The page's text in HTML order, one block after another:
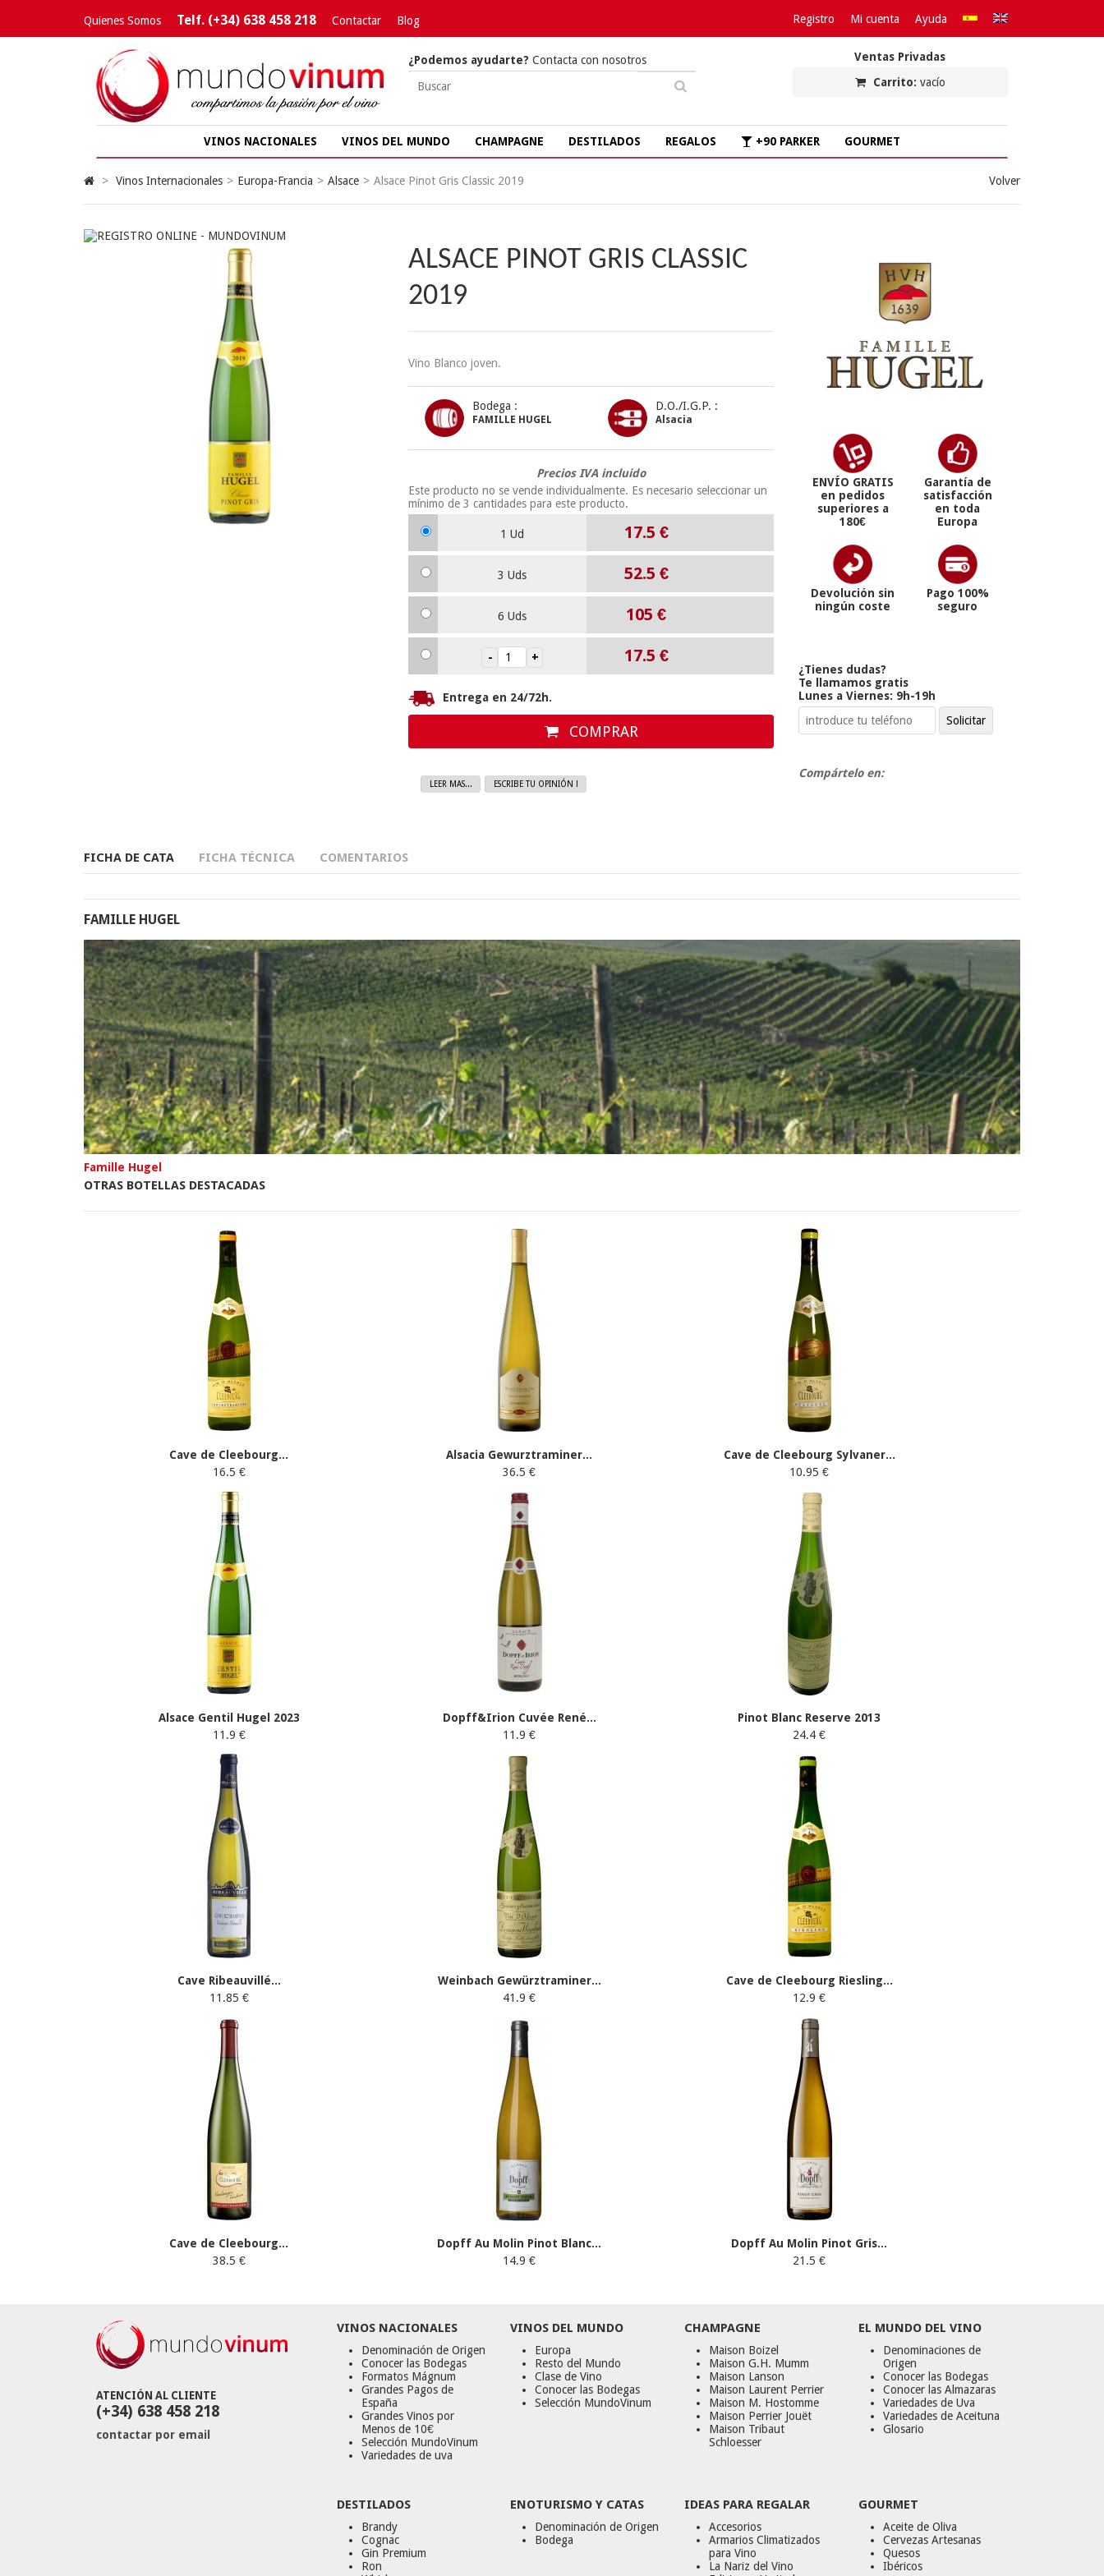
Quienes Somos Telf. (+34) 638 458 218 Contactar Blog Registro Mi cuenta Ayuda
Ventas Privadas
Carrito: vacío
¿Podemos ayudarte? Contacta con nosotros
VINOS NACIONALES VINOS DEL MUNDO CHAMPAGNE DESTILADOS REGALOS +90 PARKER GOURMET
> Vinos Internacionales > Europa-Francia > Alsace > Alsace Pinot Gris Classic 2019 Volver
ALSACE PINOT GRIS CLASSIC
2019
Vino Blanco joven.
Bodega :
FAMILLE HUGEL
D.O./I.G.P. :
Alsacia
Precios IVA incluido
Este producto no se vende individualmente. Es necesario seleccionar un
mínimo de 3 cantidades para este producto.
1 Ud 17.5 €
3 Uds 52.5 €
6 Uds 105€
17.5 €
Entrega en 24/72h.
COMPRAR
LEER MAS... ESCRIBE TU OPINIÓN !
ENVÍO GRATIS
en pedidos
superiores a
180€
Garantía de
satisfacción
en toda
Europa
Devolución sin
ningún coste
Pago 100%
seguro
¿Tienes dudas?
Te llamamos gratis
Lunes a Viernes: 9h-19h
Compártelo en:
FICHA DE CATA FICHA TÉCNICA COMENTARIOS
FAMILLE HUGEL
Famille Hugel
OTRAS BOTELLAS DESTACADAS
Cave de Cleebourg...
16.5 €
Alsacia Gewurztraminer...
36.5 €
Cave de Cleebourg Sylvaner...
10.95 €
Alsace Gentil Hugel 2023
11.9 €
Dopff&Irion Cuvée René...
11.9 €
Pinot Blanc Reserve 2013
24.4 €
Cave Ribeauvillé...
11.85 €
Weinbach Gewürztraminer...
41.9 €
Cave de Cleebourg Riesling...
12.9 €
Cave de Cleebourg...
38.5 €
Dopff Au Molin Pinot Blanc...
14.9 €
Dopff Au Molin Pinot Gris...
21.5 €
ATENCIÓN AL CLIENTE
(+34) 638 458 218
contactar por email
VINOS NACIONALES
Denominación de Origen
Conocer las Bodegas
Formatos Mágnum
Grandes Pagos de
España
Grandes Vinos por
Menos de 10€
Selección MundoVinum
Variedades de uva
VINOS DEL MUNDO
Europa
Resto del Mundo
Clase de Vino
Conocer las Bodegas
Selección MundoVinum
CHAMPAGNE
Maison Boizel
Maison G.H. Mumm
Maison Lanson
Maison Laurent Perrier
Maison M. Hostomme
Maison Perrier Jouët
Maison Tribaut
Schloesser
EL MUNDO DEL VINO
Denominaciones de
Origen
Conocer las Bodegas
Conocer las Almazaras
Variedades de Uva
Variedades de Aceituna
Glosario
DESTILADOS
Brandy
Cognac
Gin Premium
Ron
ENOTURISMO Y CATAS
Denominación de Origen
Bodega
IDEAS PARA REGALAR
Accesorios
Armarios Climatizados
para Vino
La Nariz del Vino
GOURMET
Aceite de Oliva
Cervezas Artesanas
Quesos
Ibéricos